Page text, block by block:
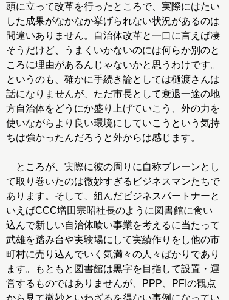
頭に立って改革を行ったところで、実際にはたい
した成果がなかなか挙げられない状況があるのは
間違いありません。自治体改革と一口に言えば凄
そうだけど、うまくいかないのには何らか別のと
ころに理由があるんじゃないかと思うわけです。
というのも、確かに手続き論としては樋渡さんは
話になりませんが、ただ市長として衰退一途の地
方自治体をどうにか盛り上げていこう、外の力を
使いながらより良い環境にしていこうという気持
ちは強かったんだろうと外からは感じます。
ところが、実際に彼の周りに自称ブレーンとし
て取り巻いたのは微妙すぎるビジネスマンたちで
あります。そして、組んだビジネスパートナーと
いえばCCC増田宗昭社長のように図書館に食い
込んで新しい自治体喰い事業を考えるに当たって
武雄を踏み台や実験場にして実績作りをし他の市
町村に売り込んでいく気満々の人々ばかりであり
ます。もともと図書館は黒字を目指して設置・運
営するものではありませんが、PPP、PFIの観点
から見て微妙といわざるを得ない事例になってい